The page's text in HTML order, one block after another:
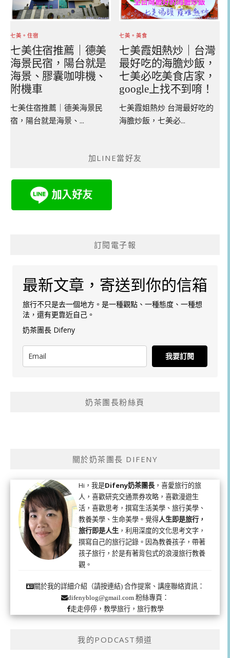
七美。住宿
七美住宿推薦｜德美
海景民宿，陽台就是
海景、膠囊咖啡機、
附機車
七美住宿推薦｜德美海景民
宿，陽台就是海景、...
七美。美食
七美霞姐熱炒｜台灣
最好吃的海膽炒飯，
七美必吃美食店家，
google上找不到唷！
七美霞姐熱炒 台灣最好吃的
海膽炒飯，七美必...
加LINE當好友
訂閱電子報
最新文章，寄送到你的信箱
旅行不只是去一個地方。是一種觀點、一種態度、一種想
法，還有更靠近自己。
奶茶團長 Difeny
我要訂閱
奶茶團長粉絲頁
關於奶茶團長 DIFENY
Hi，我是Difeny奶茶團長 ，喜愛旅行的旅
人，喜歡研究交通票券攻略，喜歡漫遊生
活，喜歡思考，撰寫生活美學、旅行美學、
教養美學、生命美學。覺得人生即是旅行，
旅行即是人生 ，利用深度的文化思考文字，
撰寫自己的旅行記錄。因為教養孩子，帶著
孩子旅行，於是有著背包式的浪漫旅行教養
觀。
關於我的詳細介紹（請按連結)合作提案、講座聯絡資訊：
difenyblog@gmail.com 粉絲專頁：
走走停停，教學旅行，旅行教學
我的PODCAST頻道